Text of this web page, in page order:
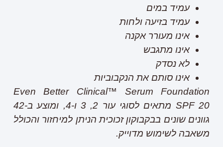
עמיד במים
עמיד בזיעה ולחות
אינו מעורר אקנה
אינו מתגבש
לא נסדק
אינו סותם את הנקבוביות
Even Better Clinical™ Serum Foundation
SPF 20
מתאים לסוגי עור 2, 3 ו-4, ומוצע ב-42
גוונים שונים בבקבוקון זכוכית הניתן למיחזור והכולל
משאבה לשימוש מדוייק.